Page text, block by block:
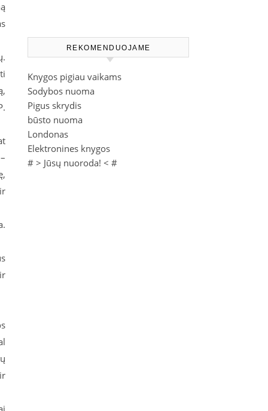
REKOMENDUOJAME
Knygos pigiau vaikams
Sodybos nuoma
Pigus skrydis
būsto nuoma
Londonas
Elektronines knygos
# > Jūsų nuoroda! < #